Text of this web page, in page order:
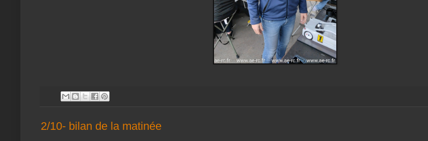
2/10- bilan de la matinée